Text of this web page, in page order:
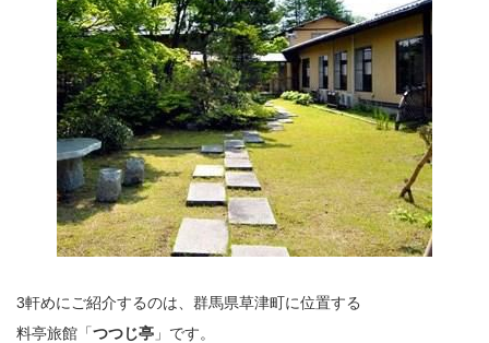
3軒めにご紹介するのは、群馬県草津町に位置する
料亭旅館「つつじ亭 」です。